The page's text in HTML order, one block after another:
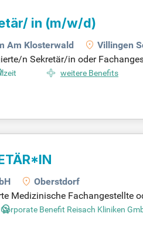
in (m/w/d)
Am Klosterwald
Villingen
n Sekretär/in oder
medizinische
Idealerweise bringen Sie
auch per E-Mail,
weitere Benefits
Oberstdorf
Medizinische
die administrative Mitwirkung
Genauigkeit und
Corporate Benefit Reisach Kliniken